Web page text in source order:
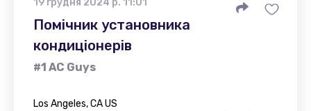
Помічник установника
кондиціонерів
#1 AC Guys
Los Angeles, CA US